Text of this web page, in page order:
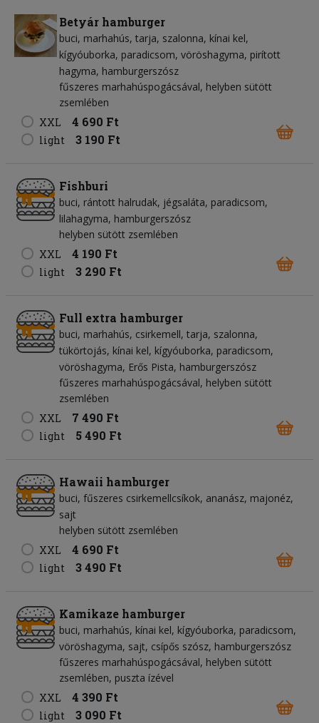
Betyár hamburger
buci marhahús tarja szalonna kínai kel
kígyóuborka paradicsom vöröshagyma pirított
hagyma hamburgerszósz
fűszeres marhahúspogácsával, helyben sütött
zsemlében
XXL
4 690 Ft
light 3 190 Ft
Fishburi
buci rántott halrudak jégsaláta paradicsom
lilahagyma hamburgerszósz
helyben sütött zsemlében
XXL
4 190 Ft
light 3 290 Ft
Full extra hamburger
buci marhahús csirkemell tarja szalonna
tükörtojás kínai kel kígyóuborka paradicsom
vöröshagyma Erős Pista hamburgerszósz
fűszeres marhahúspogácsával, helyben sütött
zsemlében
XXL
7 490 Ft
light 5 490 Ft
Hawaii hamburger
buci fűszeres csirkemellcsíkok ananász majonéz
sajt
helyben sütött zsemlében
XXL
4 690 Ft
light 3 490 Ft
Kamikaze hamburger
buci marhahús kínai kel kígyóuborka paradicsom
vöröshagyma sajt csípős szósz hamburgerszósz
fűszeres marhahúspogácsával, helyben sütött
zsemlében, puszta ízével
XXL
4 390 Ft
light 3 090 Ft